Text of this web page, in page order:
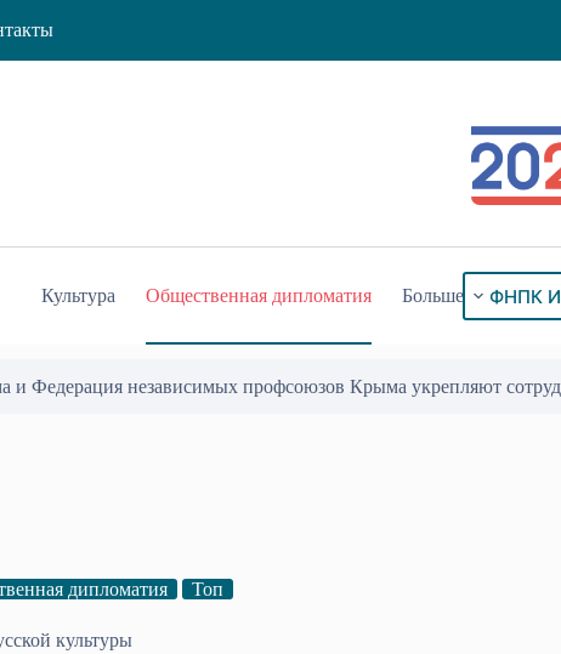
Культура Общественная дипломатия Больше ФНПК
Почётного знака «За гражданское служение» 17 Июл 2026
дипломатия Топ
культуры